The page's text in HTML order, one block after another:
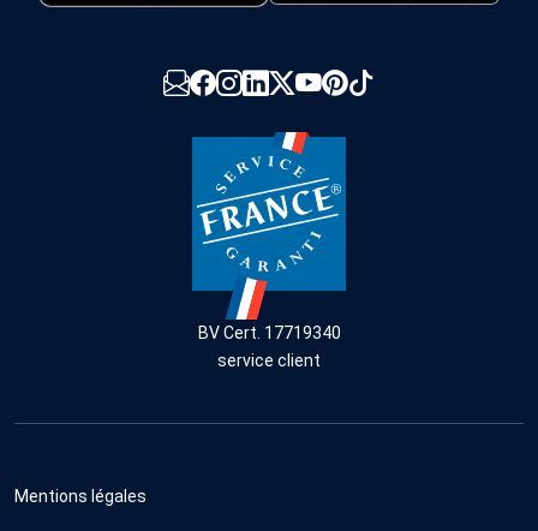
BV Cert. 17719340
service client
Mentions légales